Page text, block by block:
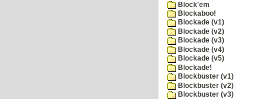
Block'em
Blockaboo!
Blockade (v1)
Blockade (v2)
Blockade (v3)
Blockade (v4)
Blockade (v5)
Blockade!
Blockbuster (v1)
Blockbuster (v2)
Blockbuster (v3)